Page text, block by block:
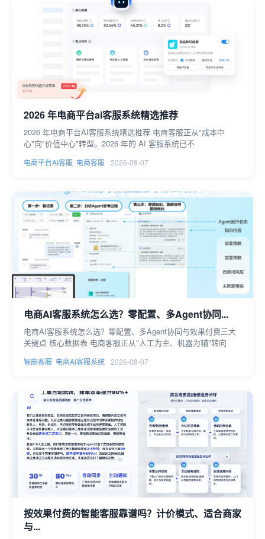
2026 年电商平台ai客服系统精选推荐
2026 年电商平台AI客服系统精选推荐 电商客服正从"成本中
心"向"价值中心"转型。2026 年的 AI 客服系统已不
电商平台AI客服 电商客服 2026-08-07
电商AI客服系统怎么选？零配置、多Agent协同...
电商AI客服系统怎么选？零配置、多Agent协同与效果付费三大
关键点 核心数据表 电商客服正从"人工为主、机器为辅"转向
智能客服 电商AI客服系统 2026-08-07
按效果付费的智能客服靠谱吗？计价模式、适合商家
与...